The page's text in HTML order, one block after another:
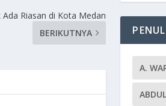
Ada Riasan di Kota Medan
BERIKUTNYA
A.